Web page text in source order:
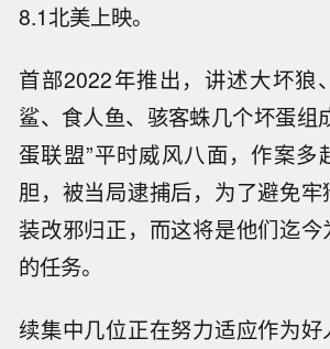
8.1北美上映。
首部2022年推出，讲述大坏狼
鲨、食人鱼、骇客蛛几个坏蛋组
蛋联盟”平时威风八面，作案多
胆，被当局逮捕后，为了避免
装改邪归正，而这将是他们迄
的任务。
续集中几位正在努力适应作为